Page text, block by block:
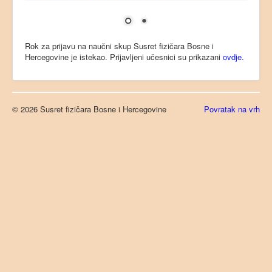
Organizacioni odbor
Rok za prijavu na naučni skup Susret fizičara Bosne i
Hercegovine je istekao. Prijavljeni učesnici su prikazani ovdje.
Povratak na vrh
© 2026 Susret fizičara Bosne i Hercegovine